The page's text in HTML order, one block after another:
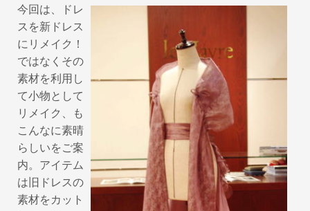
今回は、ドレ
スを新ドレス
にリメイク！
ではなくその
素材を利用し
て小物として
リメイク、も
こんなに素晴
らしいをご案
内。アイテム
は旧ドレスの
素材をカット